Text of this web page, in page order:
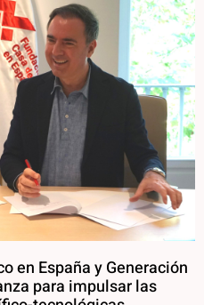
en España y Generación
para impulsar las